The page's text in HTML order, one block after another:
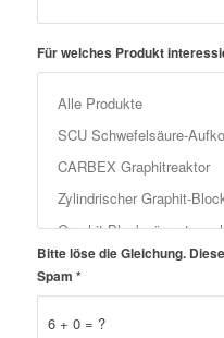
Für welches Produkt
6 + 0 = ?
Bitte löse die Gleichung.
Spam *